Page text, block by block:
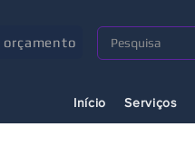
Início Serviços